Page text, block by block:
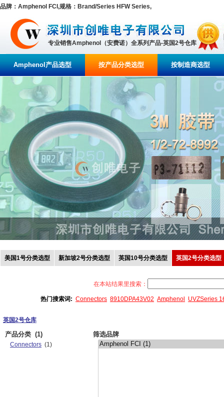
品牌：Amphenol FCI,规格：Brand/Series HFW Series,
专业销售Amphenol（安费诺）全系列产品-英国2号仓库
Amphenol产品选型 按产品分类选型 按制造商选型
美国1号分类选型 新加坡2号分类选型 英国10号分类选型 英国2号分类选型
在本站结果里搜索：
热门搜索词: Connectors 8910DPA43V02 Amphenol UVZSeries
英国2号仓库
产品分类 (1)
Connectors (1)
筛选品牌